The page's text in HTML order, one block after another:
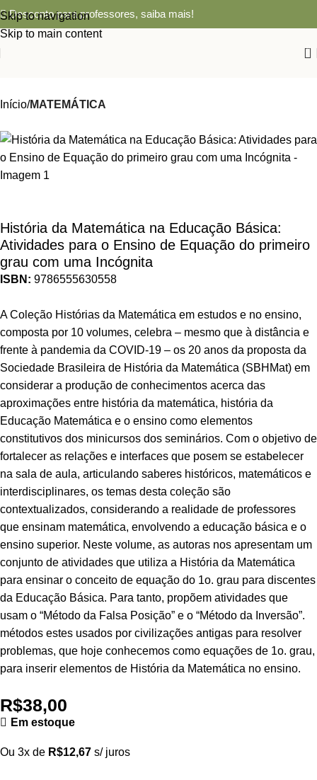
Skip to navigation
Skip to main content
Desconto para professores, saiba mais!
0
Início MATEMÁTICA
História da Matemática na Educação Básica:
Atividades para o Ensino de Equação do primeiro
grau com uma Incógnita
ISBN: 9786555630558
A Coleção Histórias da Matemática em estudos e no ensino,
composta por 10 volumes, celebra – mesmo que à distância e
frente à pandemia da COVID-19 – os 20 anos da proposta da
Sociedade Brasileira de História da Matemática (SBHMat) em
considerar a produção de conhecimentos acerca das
aproximações entre história da matemática, história da
Educação Matemática e o ensino como elementos
constitutivos dos minicursos dos seminários. Com o objetivo de
fortalecer as relações e interfaces que posem se estabelecer
na sala de aula, articulando saberes históricos, matemáticos e
interdisciplinares, os temas desta coleção são
contextualizados, considerando a realidade de professores
que ensinam matemática, envolvendo a educação básica e o
ensino superior. Neste volume, as autoras nos apresentam um
conjunto de atividades que utiliza a História da Matemática
para ensinar o conceito de equação do 1o. grau para discentes
da Educação Básica. Para tanto, propõem atividades que
usam o “Método da Falsa Posição” e o “Método da Inversão”.
métodos estes usados por civilizações antigas para resolver
problemas, que hoje conhecemos como equações de 1o. grau,
para inserir elementos de História da Matemática no ensino.
R$38,00
Em estoque
Ou 3x de R$12,67 s/ juros